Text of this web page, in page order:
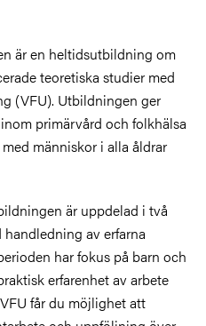
är en heltidsutbildning om
teoretiska studier med
(VFU). Utbildningen ger
primärvård och folkhälsa
människor i alla åldrar
är uppdelad i två
av erfarna
har fokus på barn och
erfarenhet av arbete
får du möjlighet att